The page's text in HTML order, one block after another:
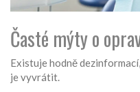
Časté mýty o
Existuje hodně
je vyvrátit.